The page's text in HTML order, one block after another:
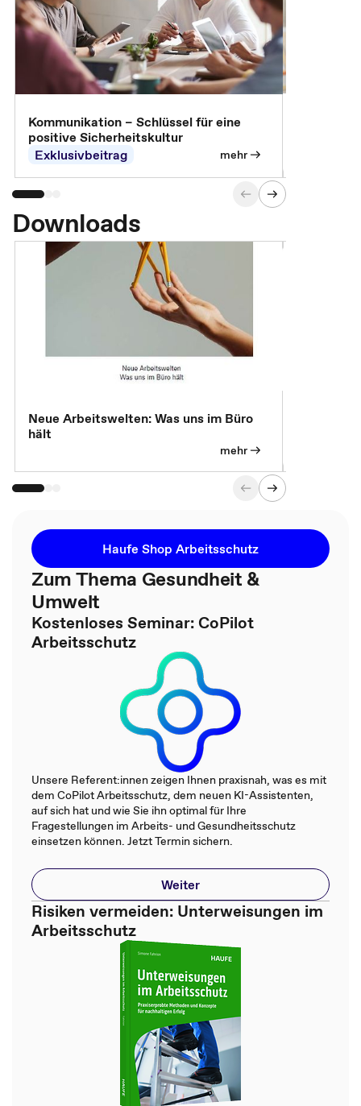
Kommunikation – Schlüssel für eine
positive Sicherheitskultur
Exklusivbeitrag
mehr
Downloads
Neue Arbeitswelten: Was uns im Büro
hält
mehr
Haufe Shop Arbeitsschutz
Zum Thema Gesundheit &
Umwelt
Kostenloses Seminar: CoPilot
Arbeitsschutz
Unsere Referent:innen zeigen Ihnen praxisnah, was es mit
dem CoPilot Arbeitsschutz, dem neuen KI-Assistenten,
auf sich hat und wie Sie ihn optimal für Ihre
Fragestellungen im Arbeits- und Gesundheitsschutz
einsetzen können. Jetzt Termin sichern.
Weiter
Risiken vermeiden: Unterweisungen im
Arbeitsschutz